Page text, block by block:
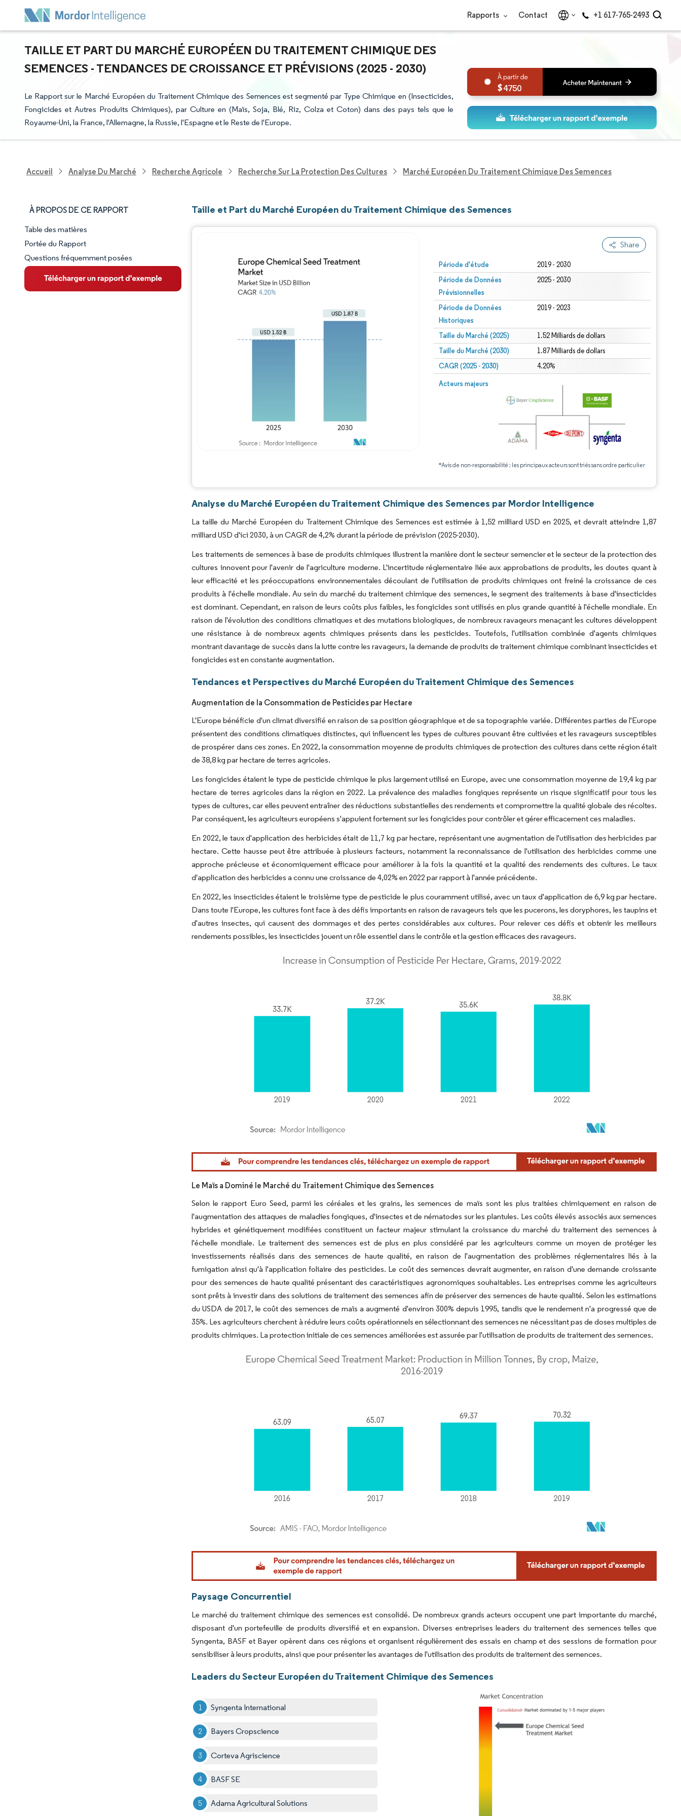
Rapports Contact +1 617-765-2493
TAILLE ET PART DU MARCHÉ EUROPÉEN DU TRAITEMENT CHIMIQUE DES
SEMENCES - TENDANCES DE CROISSANCE ET PRÉVISIONS (2025 - 2030)
Le Rapport sur le Marché Européen du Traitement Chimique des Semences est segmenté par Type Chimique en (Insecticides,
Fongicides et Autres Produits Chimiques), par Culture en (Maïs, Soja, Blé, Riz, Colza et Coton) dans des pays tels que le
Royaume-Uni, la France, l'Allemagne, la Russie, l'Espagne et le Reste de l'Europe.
4750
Accueil Analyse Du Marché Recherche Agricole Recherche Sur La Protection Des Cultures Marché Européen Du Traitement Chimique Des Semences
À PROPOS DE CE RAPPORT
Aperçu du marché
VUE D’ENSEMBLE DU MARCHÉ
Principales tendances du marché
Table des matières
Portée du Rapport
Questions fréquemment posées
Taille et Part du Marché Européen du Traitement Chimique des Semences
Share
Période d'étude 2019 - 2030
Période de Données
Prévisionnelles
2025 - 2030
Période de Données
Historiques
2019 - 2023
Taille du Marché (2025) 1.52 Milliards de dollars
Taille du Marché (2030) 1.87 Milliards de dollars
CAGR (2025 - 2030) 4.20%
Acteurs majeurs
*Avis de non-responsabilité : les principaux acteurs sont triés sans ordre particulier
Analyse du Marché Européen du Traitement Chimique des Semences par Mordor Intelligence
La taille du Marché Européen du Traitement Chimique des Semences est estimée à 1,52 milliard USD en 2025, et devrait atteindre 1,87
milliard USD d'ici 2030, à un CAGR de 4,2% durant la période de prévision (2025-2030).
Les traitements de semences à base de produits chimiques illustrent la manière dont le secteur semencier et le secteur de la protection des
cultures innovent pour l'avenir de l'agriculture moderne. L'incertitude réglementaire liée aux approbations de produits, les doutes quant à
leur efficacité et les préoccupations environnementales découlant de l'utilisation de produits chimiques ont freiné la croissance de ces
produits à l'échelle mondiale. Au sein du marché du traitement chimique des semences, le segment des traitements à base d'insecticides
est dominant. Cependant, en raison de leurs coûts plus faibles, les fongicides sont utilisés en plus grande quantité à l'échelle mondiale. En
raison de l'évolution des conditions climatiques et des mutations biologiques, de nombreux ravageurs menaçant les cultures développent
une résistance à de nombreux agents chimiques présents dans les pesticides. Toutefois, l'utilisation combinée d'agents chimiques
montrant davantage de succès dans la lutte contre les ravageurs, la demande de produits de traitement chimique combinant insecticides et
fongicides est en constante augmentation.
Tendances et Perspectives du Marché Européen du Traitement Chimique des Semences
Augmentation de la Consommation de Pesticides par Hectare
L'Europe bénéficie d'un climat diversifié en raison de sa position géographique et de sa topographie variée. Différentes parties de l'Europe
présentent des conditions climatiques distinctes, qui influencent les types de cultures pouvant être cultivées et les ravageurs susceptibles
de prospérer dans ces zones. En 2022, la consommation moyenne de produits chimiques de protection des cultures dans cette région était
de 38,8 kg par hectare de terres agricoles.
Les fongicides étaient le type de pesticide chimique le plus largement utilisé en Europe, avec une consommation moyenne de 19,4 kg par
hectare de terres agricoles dans la région en 2022. La prévalence des maladies fongiques représente un risque significatif pour tous les
types de cultures, car elles peuvent entraîner des réductions substantielles des rendements et compromettre la qualité globale des récoltes.
Par conséquent, les agriculteurs européens s'appuient fortement sur les fongicides pour contrôler et gérer efficacement ces maladies.
En 2022, le taux d'application des herbicides était de 11,7 kg par hectare, représentant une augmentation de l'utilisation des herbicides par
hectare. Cette hausse peut être attribuée à plusieurs facteurs, notamment la reconnaissance de l'utilisation des herbicides comme une
approche précieuse et économiquement efficace pour améliorer à la fois la quantité et la qualité des rendements des cultures. Le taux
d'application des herbicides a connu une croissance de 4,02% en 2022 par rapport à l'année précédente.
En 2022, les insecticides étaient le troisième type de pesticide le plus couramment utilisé, avec un taux d'application de 6,9 kg par hectare.
Dans toute l'Europe, les cultures font face à des défis importants en raison de ravageurs tels que les pucerons, les doryphores, les taupins et
d'autres insectes, qui causent des dommages et des pertes considérables aux cultures. Pour relever ces défis et obtenir les meilleurs
rendements possibles, les insecticides jouent un rôle essentiel dans le contrôle et la gestion efficaces des ravageurs.
Image © Mordor Intelligence. La réutilisation nécessite une attribution sous CC BY 4.0.
Le Maïs a Dominé le Marché du Traitement Chimique des Semences
Selon le rapport Euro Seed, parmi les céréales et les grains, les semences de maïs sont les plus traitées chimiquement en raison de
l'augmentation des attaques de maladies fongiques, d'insectes et de nématodes sur les plantules. Les coûts élevés associés aux semences
hybrides et génétiquement modifiées constituent un facteur majeur stimulant la croissance du marché du traitement des semences à
l'échelle mondiale. Le traitement des semences est de plus en plus considéré par les agriculteurs comme un moyen de protéger les
investissements réalisés dans des semences de haute qualité, en raison de l'augmentation des problèmes réglementaires liés à la
fumigation ainsi qu'à l'application foliaire des pesticides. Le coût des semences devrait augmenter, en raison d'une demande croissante
pour des semences de haute qualité présentant des caractéristiques agronomiques souhaitables. Les entreprises comme les agriculteurs
sont prêts à investir dans des solutions de traitement des semences afin de préserver des semences de haute qualité. Selon les estimations
du USDA de 2017, le coût des semences de maïs a augmenté d'environ 300% depuis 1995, tandis que le rendement n'a progressé que de
35%. Les agriculteurs cherchent à réduire leurs coûts opérationnels en sélectionnant des semences ne nécessitant pas de doses multiples de
produits chimiques. La protection initiale de ces semences améliorées est assurée par l'utilisation de produits de traitement des semences.
Image © Mordor Intelligence. La réutilisation nécessite une attribution sous CC BY 4.0.
Paysage Concurrentiel
Le marché du traitement chimique des semences est consolidé. De nombreux grands acteurs occupent une part importante du marché,
disposant d'un portefeuille de produits diversifié et en expansion. Diverses entreprises leaders du traitement des semences telles que
Syngenta, BASF et Bayer opèrent dans ces régions et organisent régulièrement des essais en champ et des sessions de formation pour
sensibiliser à leurs produits, ainsi que pour présenter les avantages de l'utilisation des produits de traitement des semences.
Leaders du Secteur Européen du Traitement Chimique des Semences
Syngenta International
Bayers Cropscience
Corteva Agriscience
BASF SE
Adama Agricultural Solutions